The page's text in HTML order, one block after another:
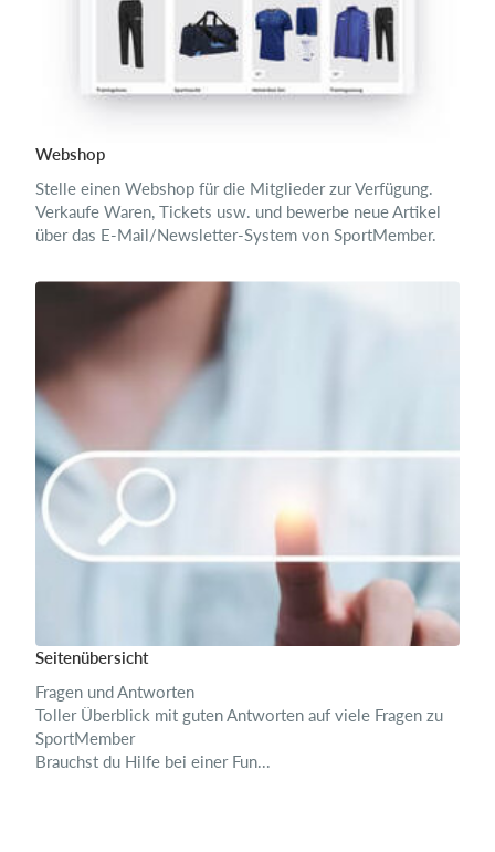
Webshop
Stelle einen Webshop für die Mitglieder zur Verfügung.
Verkaufe Waren, Tickets usw. und bewerbe neue Artikel
über das E-Mail/Newsletter-System von SportMember.
Seitenübersicht
Fragen und Antworten
Toller Überblick mit guten Antworten auf viele Fragen zu
SportMember
Brauchst du Hilfe bei einer Fun...